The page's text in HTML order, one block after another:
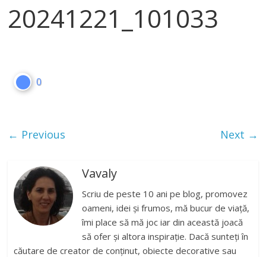
20241221_101033
0
← Previous Next →
Vavaly
Scriu de peste 10 ani pe blog, promovez
oameni, idei și frumos, mă bucur de viață,
îmi place să mă joc iar din această joacă
să ofer și altora inspirație. Dacă sunteți în
căutare de creator de conținut, obiecte decorative sau